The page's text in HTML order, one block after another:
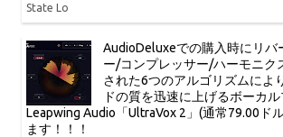
State Lo
AudioDeluxeでの購入時にリバ
ー/コンプレッサー/ハーモニク
された6つのアルゴリズムによ
ドの質を迅速に上げるボーカ
Leapwing Audio「UltraVox 2」(通常79.00ド
ます！！！